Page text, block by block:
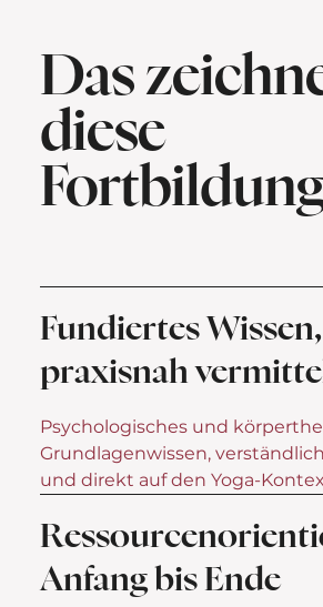
Das
diese
Fundiertes Wissen,
praxisnah
Psychologisches und
Grundlagenwissen,
und direkt auf den Yoga-
Anfang bis Ende